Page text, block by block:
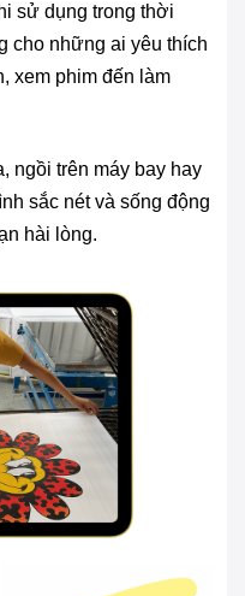
sử dụng trong thời
cho những ai yêu thích
xem phim đến làm
ngồi trên máy bay hay
sắc nét và sống động
hài lòng.